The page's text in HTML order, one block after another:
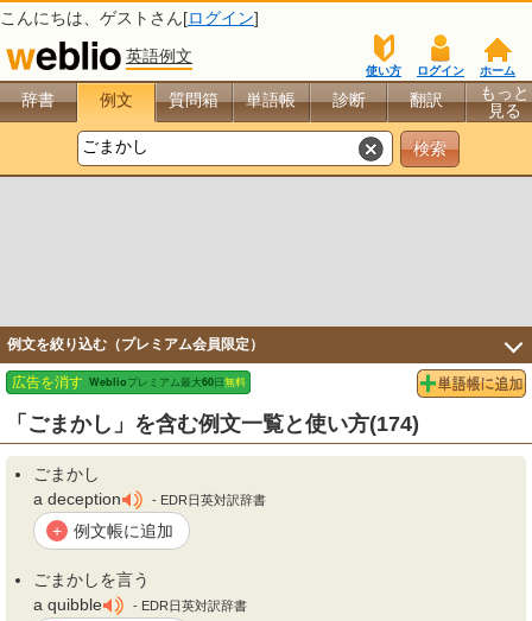
こんにちは、 ゲスト さん[ログイン]
英語例文
ホーム
ログイン
使い方
辞書 例文 質問箱 単語帳 診断 翻訳
もっと
見る
例文を絞り込む（プレミアム会員限定）
「ごまかし」を含む例文一覧と使い方(174)
ごまかし
a deception
- EDR日英対訳辞書
+ 例文帳に追加
ごまかしを言う
a quibble
- EDR日英対訳辞書